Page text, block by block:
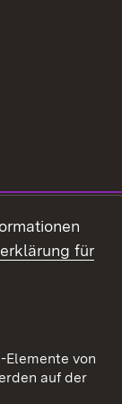
für
von
auf der